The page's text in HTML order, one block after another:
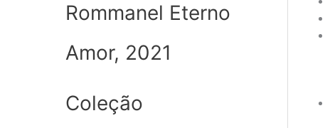
Rommanel Eterno
Amor, 2021
Coleção